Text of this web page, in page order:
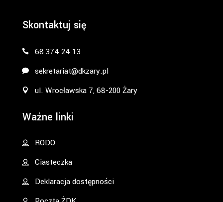
Skontaktuj się
68 374 24 13
sekretariat@dkzary.pl
ul. Wrocławska 7, 68-200 Żary
Ważne linki
RODO
Ciasteczka
Deklaracja dostępności